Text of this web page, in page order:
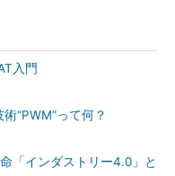
入門
“PWM”って何？
「インダストリー4.0」と